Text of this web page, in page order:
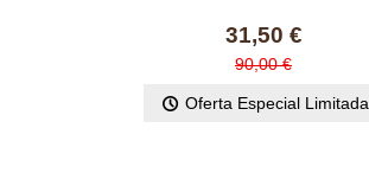
31,50 €
90,00 €
Oferta Especial Limitada